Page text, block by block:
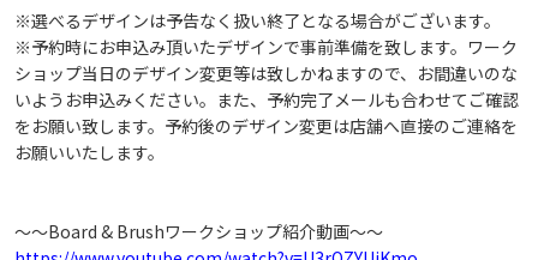
※選べるデザインは予告なく扱い終了となる場合がございます。
※予約時にお申込み頂いたデザインで事前準備を致します。ワーク
ショップ当日のデザイン変更等は致しかねますので、お間違いのな
いようお申込みください。また、予約完了メールも合わせてご確認
をお願い致します。予約後のデザイン変更は店舗へ直接のご連絡を
お願いいたします。
～～Board & Brushワークショップ紹介動画～～